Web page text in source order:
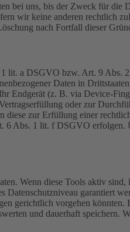
bei uns, bis der Zweck für die
wir keine anderen rechtlich
nach Fortfall dieser
lit. a DSGVO bzw. Art. 9 Abs.
Daten in
Endgerät (z. B. via Device-
oder zur
zur Erfüllung einer
6 Abs. 1 lit. f DSGVO
Wenn diese Tools aktiv sind,
Datenschutzniveau garantiert
gerichtlich vorgehen könnten.
und dauerhaft speichern.